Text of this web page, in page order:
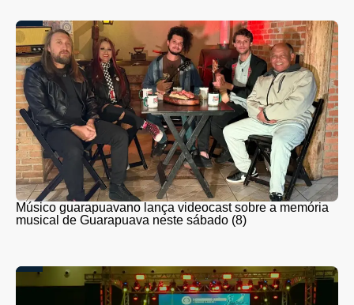
Músico guarapuavano lança videocast sobre a memória
musical de Guarapuava neste sábado (8)